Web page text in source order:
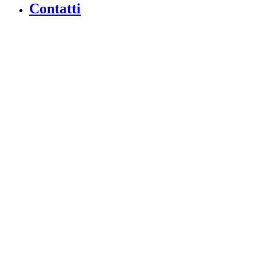
Contatti